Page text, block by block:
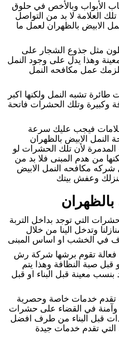
الأبواب وبالأخص في حلوق
العلامة لا بد من التواصل
الابيض بالظهران لعمل ما
مثل جذوع الشجار على
وهذا يدل على وجود النمل
عمل مكافحه النمل
تشبه النمل ولكنها اكبر
وكبيرة وتلك الحشرات فاتحة
فيجب عليك سرعة
الابيض بالظهران
لأن تلك الحشرات لو
من هدم المبنى فلا بد من
شركه مكافحه النمل الابيض
وعفش بيتك
التي توجد بداخل التربة
وتدخل الينا من خلال
في الخشب او اساس المبنى
تقوم برشها شركة رش
قبل صبة النظافة وهذا يتم
معينة قبل البناء او قبل
خدمات خاصة وحصرية
وآمنة في القضاء على حشرات
قبل البناء من طرف افضل
تقدم خدمات جيدة